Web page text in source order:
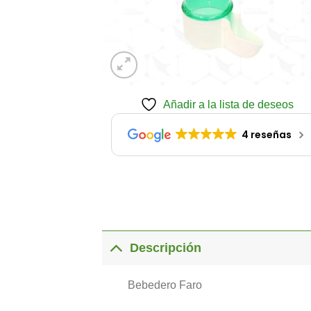
Añadir a la lista de deseos
4 reseñas
Descripción
Bebedero Faro